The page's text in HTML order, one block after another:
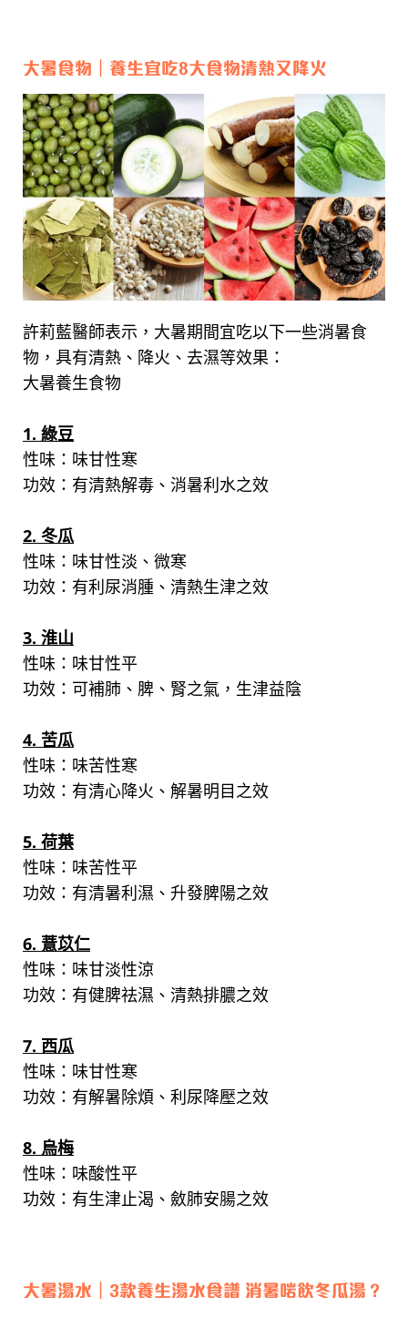
大暑食物｜養生宜吃8大食物清熱又降火
許莉藍醫師表示，大暑期間宜吃以下一些消暑食
物，具有清熱、降火、去濕等效果：
大暑養生食物
1. 綠豆
性味：味甘性寒
功效：有清熱解毒、消暑利水之效
2. 冬瓜
性味：味甘性淡、微寒
功效：有利尿消腫、清熱生津之效
3. 淮山
性味：味甘性平
功效：可補肺、脾、腎之氣，生津益陰
4. 苦瓜
性味：味苦性寒
功效：有清心降火、解暑明目之效
5. 荷葉
性味：味苦性平
功效：有清暑利濕、升發脾陽之效
6. 薏苡仁
性味：味甘淡性涼
功效：有健脾祛濕、清熱排膿之效
7. 西瓜
性味：味甘性寒
功效：有解暑除煩、利尿降壓之效
8. 烏梅
性味：味酸性平
功效：有生津止渴、斂肺安腸之效
大暑湯水｜3款養生湯水食譜 消暑啱飲冬瓜湯？